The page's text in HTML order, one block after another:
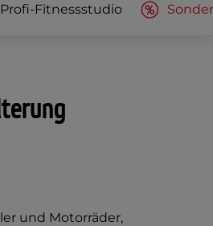
Profi-Fitnessstudio
und Motorräder,